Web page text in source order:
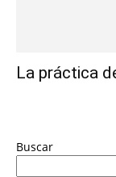
La práctica
Buscar